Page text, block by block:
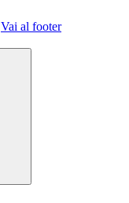
Vai al footer